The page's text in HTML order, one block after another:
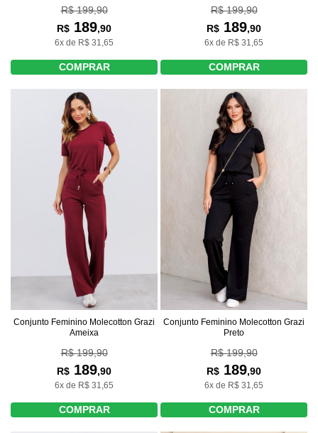
R$ 199,90
R$ 189,90
6x de R$ 31,65
COMPRAR
R$ 199,90
R$ 189,90
6x de R$ 31,65
COMPRAR
Conjunto Feminino Molecotton Grazi
Ameixa
R$ 199,90
R$ 189,90
6x de R$ 31,65
COMPRAR
Conjunto Feminino Molecotton Grazi
Preto
R$ 199,90
R$ 189,90
6x de R$ 31,65
COMPRAR